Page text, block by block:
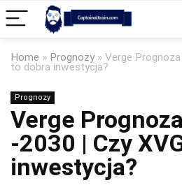
Home » Prognozy» Verge
to dobra inwestycja?
Prognozy
Verge
-2030 | Czy
inwestycja?